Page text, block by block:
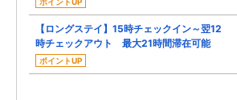
【ロングステイ】15時チェックイン～翌12
時チェックアウト 最大21時間滞在可能
ポイントUP